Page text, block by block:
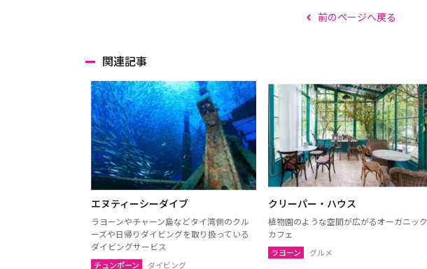
前のページへ戻る
関連記事
エヌティーシーダイブ
ラヨーンやチャーン島などタイ湾側のクル
ーズや日帰りダイビングを取り扱っている
ダイビングサービス
チュンポーン ダイビング
クリーパー・ハウス
植物園のような空間が広がるオーガニック
カフェ
ラヨーン グルメ